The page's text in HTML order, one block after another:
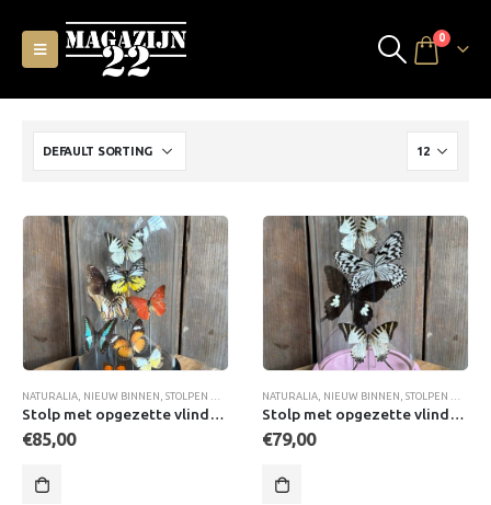
0
NATURALIA NIEUW BINNEN STOLPEN MET VLINDERS
Stolp met opgezette vlinders Assorti
€85,00
NATURALIA NIEUW BINNEN STOLPEN MET VLINDERS
Stolp met opgezette vlinders Assorti
€79,00